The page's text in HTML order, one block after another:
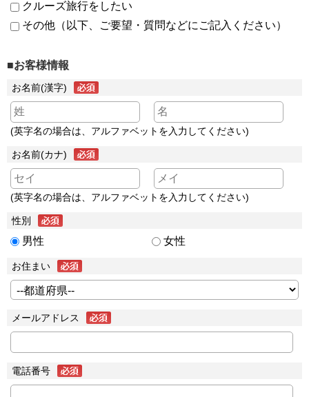
クルーズ旅行をしたい
その他（以下、ご要望・質問などにご記入ください）
■お客様情報
お名前(漢字)
(英字名の場合は、アルファベットを入力してください)
お名前(カナ)
(英字名の場合は、アルファベットを入力してください)
性別
男性 女性
お住まい
メールアドレス
電話番号